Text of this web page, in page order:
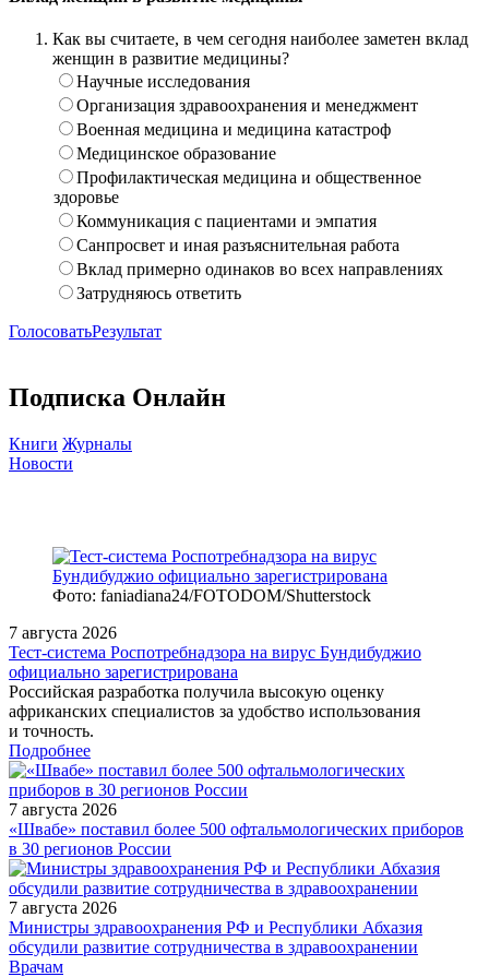
Как вы считаете, в чем сегодня наиболее заметен вклад
женщин в развитие медицины?
Научные исследования
Организация здравоохранения и менеджмент
Военная медицина и медицина катастроф
Медицинское образование
Профилактическая медицина и общественное
здоровье
Коммуникация с пациентами и эмпатия
Санпросвет и иная разъяснительная работа
Вклад примерно одинаков во всех направлениях
Затрудняюсь ответить
ГолосоватьРезультат
Подписка Онлайн
Книги Журналы
Новости
Фото: faniadiana24/FOTODOM/Shutterstock
7 августа 2026
Тест‑система Роспотребнадзора на вирус Бундибуджио
официально зарегистрирована
Российская разработка получила высокую оценку
африканских специалистов за удобство использования
и точность.
Подробнее
7 августа 2026
«Швабе» поставил более 500 офтальмологических приборов
в 30 регионов России
7 августа 2026
Министры здравоохранения РФ и Республики Абхазия
обсудили развитие сотрудничества в здравоохранении
/measures/Mezhdistsiplinarnaya-onlayn-konferentsiya-Orfannye/
Врачам